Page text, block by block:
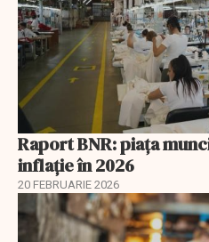
Raport BNR: piața
inflație în 2026
20 FEBRUARIE 2026